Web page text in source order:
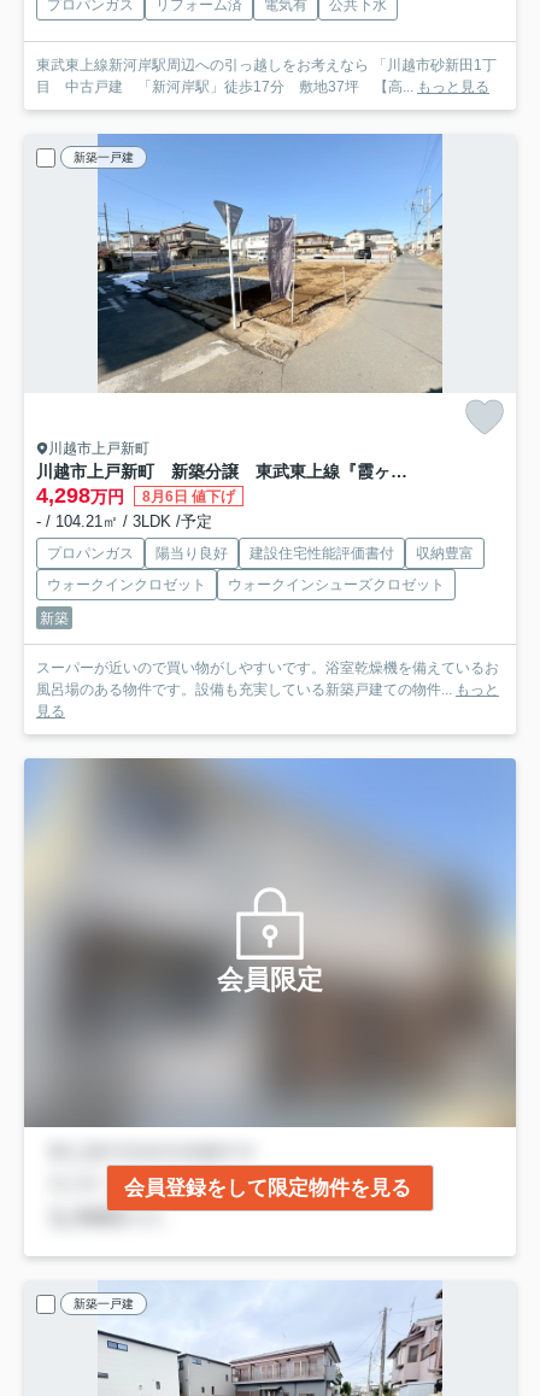
プロパンガス リフォーム済 電気有 公共下水
東武東上線新河岸駅周辺への引っ越しをお考えなら 「川越市砂新田1丁
目 中古戸建 「新河岸駅」徒歩17分 敷地37坪 【高... もっと見る
新築一戸建
川越市上戸新町
川越市上戸新町 新築分譲 東武東上線『霞ヶ関駅』徒歩10分 【上戸小学区】
4,298万円 8月6日 値下げ
- / 104.21㎡ / 3LDK /予定
プロパンガス 陽当り良好 建設住宅性能評価書付
収納豊富
ウォークインクロゼット
ウォークインシューズクロゼット
新築
スーパーが近いので買い物がしやすいです。浴室乾燥機を備えているお
風呂場のある物件です。設備も充実している新築戸建ての物件... もっと
見る
会員限定
会員登録をして限定物件を見る
新築一戸建